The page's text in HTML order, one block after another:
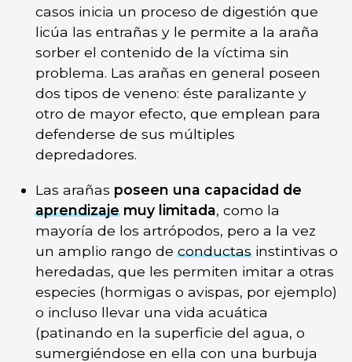
casos inicia un proceso de digestión que
licúa las entrañas y le permite a la araña
sorber el contenido de la víctima sin
problema. Las arañas en general poseen
dos tipos de veneno: éste paralizante y
otro de mayor efecto, que emplean para
defenderse de sus múltiples
depredadores.
Las arañas poseen una capacidad de
aprendizajemuy limitada, como la
mayoría de los artrópodos, pero a la vez
un amplio rango deconductasinstintivas o
heredadas, que les permiten imitar a otras
especies (hormigas o avispas, por ejemplo)
o incluso llevar una vida acuática
(patinando en la superficie del agua, o
sumergiéndose en ella con una burbuja